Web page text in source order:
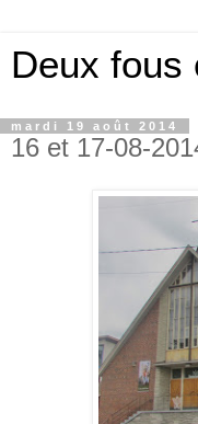
Deux fous
mardi 19 août 2014
16 et 17-08-